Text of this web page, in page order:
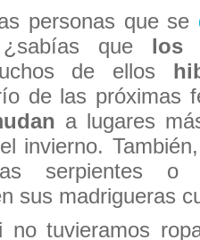
personas que se
que los
de ellos
de las próximas
a lugares
invierno.
serpientes o
sus madrigueras
no tuvieramos